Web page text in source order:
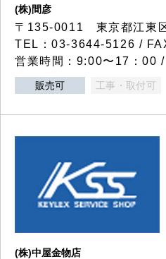
(株)間彦
〒135-0011 東京都江東
TEL：03-3644-5126 /
営業時間：9:00〜17：00
販売可 工事・取付可
(株)中屋金物店